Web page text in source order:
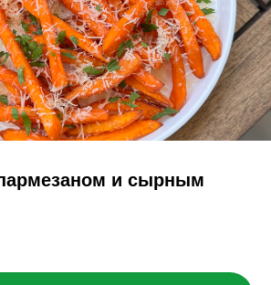
и сырным